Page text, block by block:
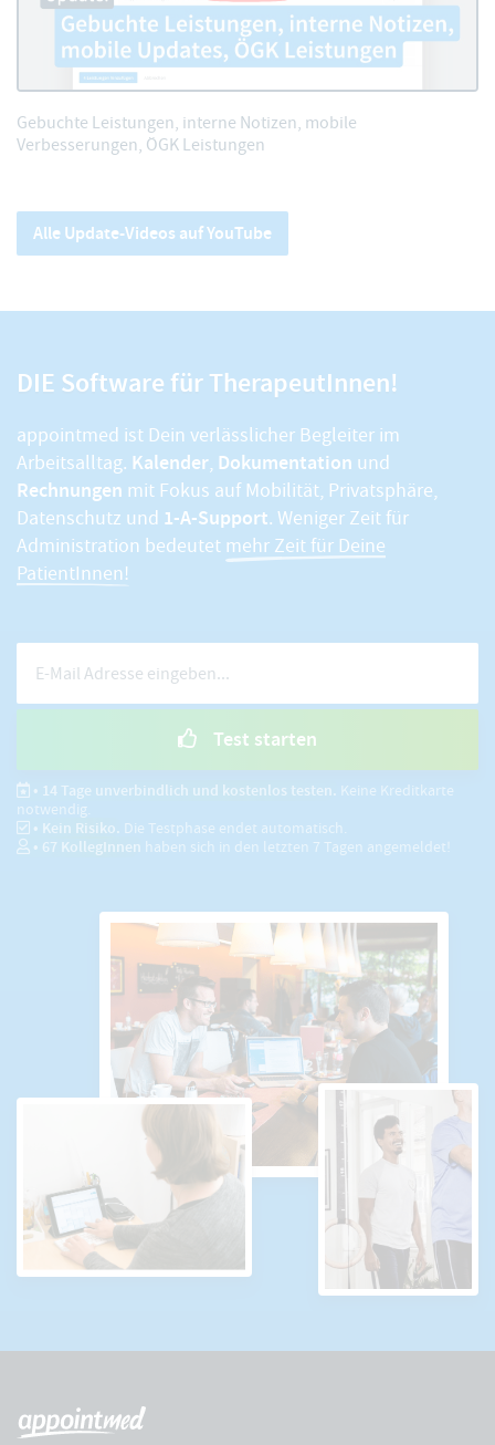
Gebuchte Leistungen, interne Notizen, mobile
Verbesserungen, ÖGK Leistungen
Alle Update-Videos auf YouTube
DIE Software für TherapeutInnen!
appointmed ist Dein verlässlicher Begleiter im
Arbeitsalltag. Kalender, Dokumentation und
Rechnungen mit Fokus auf Mobilität, Privatsphäre,
Datenschutz und 1-A-Support. Weniger Zeit für
Administration bedeutet mehr Zeit für Deine
PatientInnen!
Test starten
• 14 Tage unverbindlich und kostenlos testen. Keine Kreditkarte
notwendig.
• Kein Risiko. Die Testphase endet automatisch.
• 67 KollegInnen haben sich in den letzten 7 Tagen angemeldet!